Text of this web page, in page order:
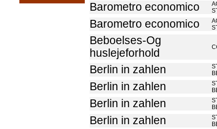
Barometro economico
Barometro economico
Beboelses-Og
huslejeforhold
Berlin in zahlen
Berlin in zahlen
Berlin in zahlen
Berlin in zahlen